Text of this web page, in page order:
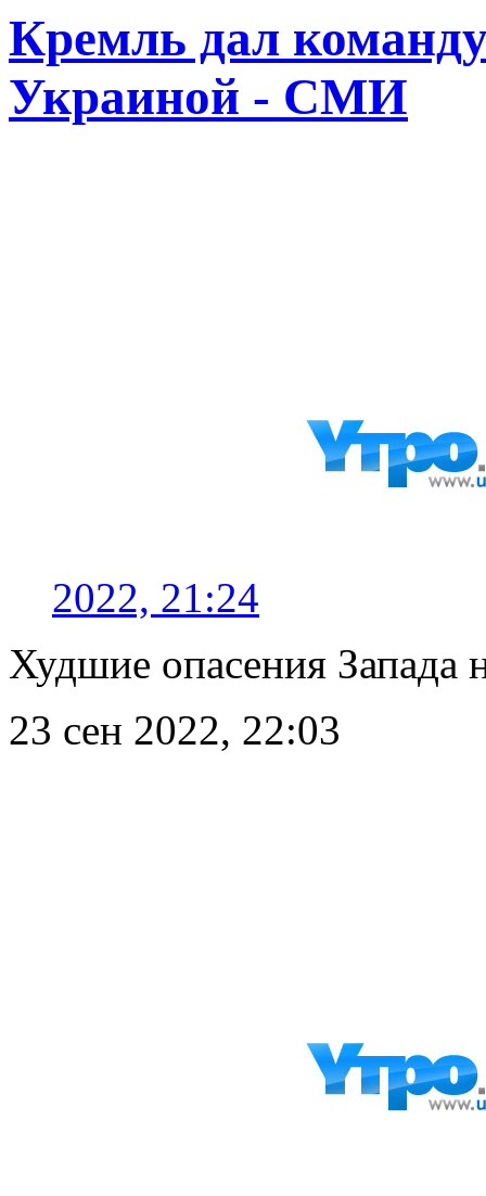
Кремль дал
Украиной - СМИ
2022, 21:24
Худшие опасения Запада
23 сен 2022, 22:03